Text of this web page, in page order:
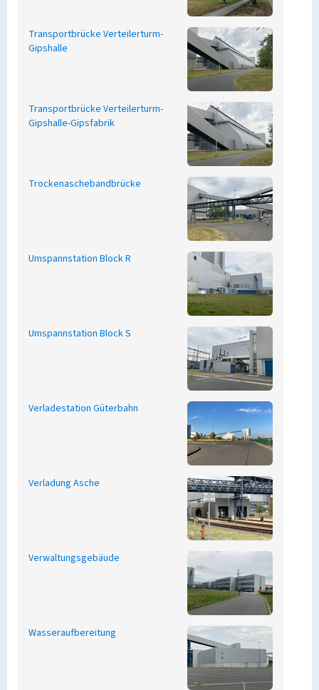
Transportbrücke Verteilerturm-
Gipshalle
Transportbrücke Verteilerturm-
Gipshalle-Gipsfabrik
Trockenaschebandbrücke
Umspannstation Block R
Umspannstation Block S
Verladestation Güterbahn
Verladung Asche
Verwaltungsgebäude
Wasseraufbereitung